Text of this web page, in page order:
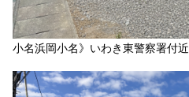
小名浜岡小名》いわき東警察署付近